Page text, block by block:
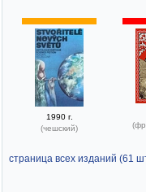
1990 г.
(чешский)
страница всех изданий (61